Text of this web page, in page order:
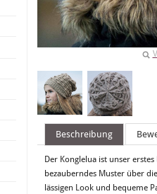
Beschreibung
Der Konglelua ist unser
bezauberndes Muster über
lässigen Look und bequeme